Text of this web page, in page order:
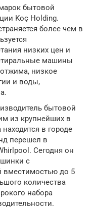
бытовой
Koç Holding.
более чем в
низких цен и
машины
низкое
и воды,
бытовой
из крупнейших в
в городе
перешел в
Сегодня он
с
вместимостью до 5
количества
набора